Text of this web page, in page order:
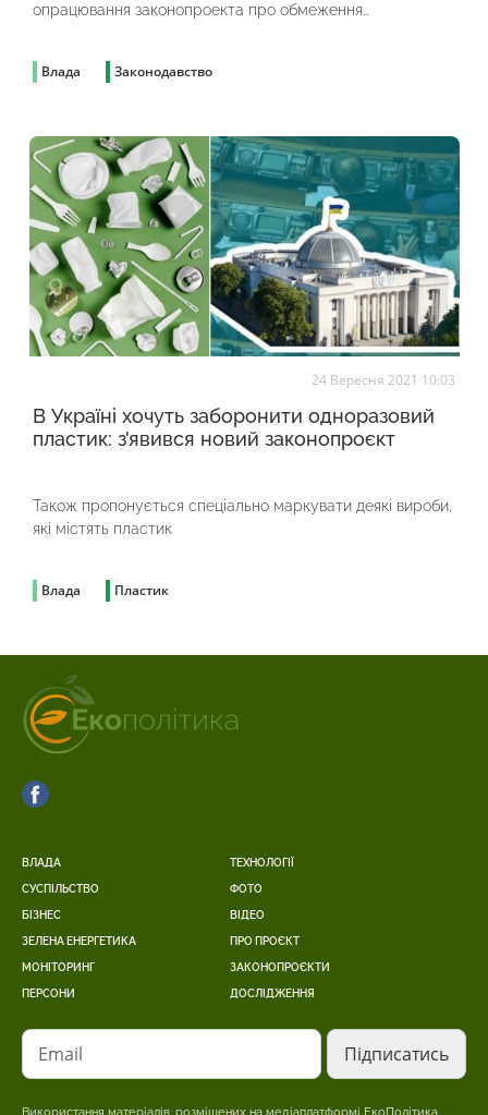
опрацювання законопроекта про обмеження
Влада Законодавство
24 Вересня 2021 10:03
В Україні хочуть заборонити одноразовий
пластик: з'явився новий законопроєкт
Також пропонується спеціально маркувати деякі вироби,
які містять пластик
Влада Пластик
ВЛАДА
СУСПІЛЬСТВО
БІЗНЕС
ЗЕЛЕНА ЕНЕРГЕТИКА
МОНІТОРИНГ
ПЕРСОНИ
ТЕХНОЛОГІЇ
ФОТО
ВІДЕО
ПРО ПРОЄКТ
ЗАКОНОПРОЄКТИ
ДОСЛІДЖЕННЯ
Email
Використання матеріалів, розміщених на медіаплатформі ЕкоПолітика